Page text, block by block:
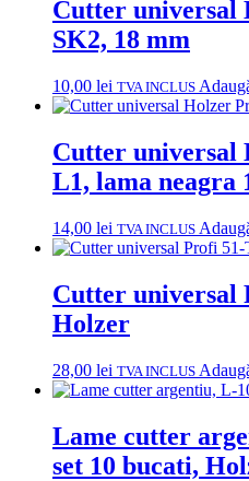
Cutter universal
SK2, 18 mm
10,00 lei TVA INCLUS
Cutter universal
L1, lama neagra
14,00 lei TVA INCLUS
Cutter universal
Holzer
28,00 lei TVA INCLUS
Lame cutter
set 10 bucati,